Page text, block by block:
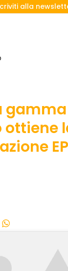
alla
gamma
ottiene
Email